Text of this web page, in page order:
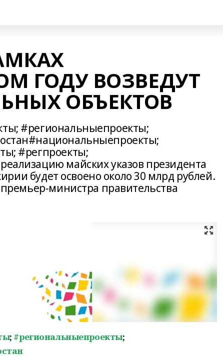
ГОДУ ВОЗВЕДУТ
ОБЪЕКТОВ
#региональныепроекты;
#регпроекты;
майских указов президента
будет освоено около 30 млрд рублей.
министра правительства
; #региональныепроекты;